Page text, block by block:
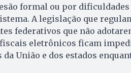
formal ou por
A legislação que
federativos que não
eletrônicos ficam
União e dos estados